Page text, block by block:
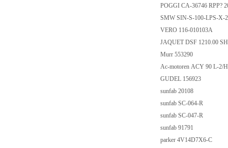
POGGI CA-36746
SMW SIN-S-100-
VERO 116-
JAQUET DSF
Murr 553290
Ac-motoren ACY 90
GUDEL 156923
sunfab 20108
sunfab SC-064-R
sunfab SC-047-R
sunfab 91791
parker 4V14D7X6-